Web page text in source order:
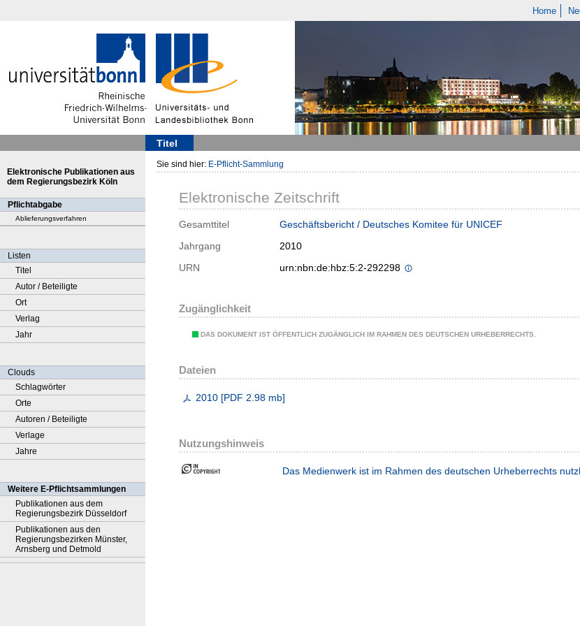
Home
Titel
Elektronische Publikationen aus
dem Regierungsbezirk Köln
Pflichtabgabe
Ablieferungsverfahren
Listen
Titel
Autor / Beteiligte
Ort
Verlag
Jahr
Clouds
Schlagwörter
Orte
Autoren / Beteiligte
Verlage
Jahre
Weitere E-Pflichtsammlungen
Publikationen aus dem
Regierungsbezirk Düsseldorf
Publikationen aus den
Regierungsbezirken Münster,
Arnsberg und Detmold
Sie sind hier: E-Pflicht-Sammlung
Elektronische Zeitschrift
Gesamttitel
Geschäftsbericht / Deutsches Komitee für UNICEF
Jahrgang
2010
URN
urn:nbn:de:hbz:5:2-292298
Zugänglichkeit
DAS DOKUMENT IST ÖFFENTLICH ZUGÄNGLICH IM RAHMEN DES DEUTSCHEN URHEBERRECHTS.
Dateien
2010 [PDF 2.98 mb]
Nutzungshinweis
Das Medienwerk ist im Rahmen des deutschen Urheberrechts